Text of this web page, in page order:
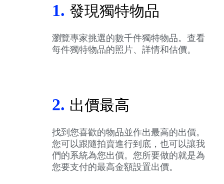
1. 發現獨特物品
瀏覽專家挑選的數千件獨特物品。查看
每件獨特物品的照片、詳情和估價。
2. 出價最高
找到您喜歡的物品並作出最高的出價。
您可以跟隨拍賣進行到底，也可以讓我
們的系統為您出價。您所要做的就是為
您要支付的最高金額設置出價。